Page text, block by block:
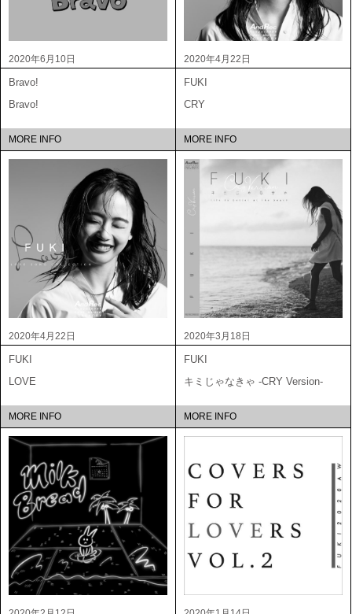
2020年6月10日
Bravo!
Bravo!
MORE INFO
2020年4月22日
FUKI
CRY
MORE INFO
2020年4月22日
FUKI
LOVE
MORE INFO
2020年3月18日
FUKI
キミじゃなきゃ -CRY Version-
MORE INFO